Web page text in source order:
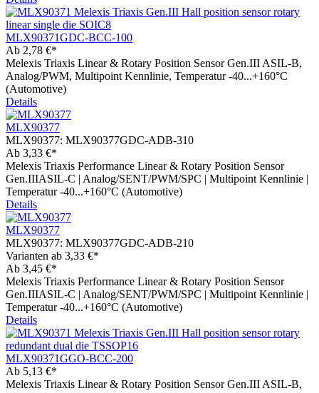
MLX90371GDC-BCC-100
Ab 2,78 €*
Melexis Triaxis Linear & Rotary Position Sensor Gen.III ASIL-B,
Analog/PWM, Multipoint Kennlinie, Temperatur -40...+160°C
(Automotive)
Details
MLX90377
MLX90377: MLX90377GDC-ADB-310
Ab 3,33 €*
Melexis Triaxis Performance Linear & Rotary Position Sensor
Gen.IIIASIL-C | Analog/SENT/PWM/SPC | Multipoint Kennlinie |
Temperatur -40...+160°C (Automotive)
Details
MLX90377
MLX90377: MLX90377GDC-ADB-210
Varianten ab 3,33 €*
Ab 3,45 €*
Melexis Triaxis Performance Linear & Rotary Position Sensor
Gen.IIIASIL-C | Analog/SENT/PWM/SPC | Multipoint Kennlinie |
Temperatur -40...+160°C (Automotive)
Details
MLX90371GGO-BCC-200
Ab 5,13 €*
Melexis Triaxis Linear & Rotary Position Sensor Gen.III ASIL-B,